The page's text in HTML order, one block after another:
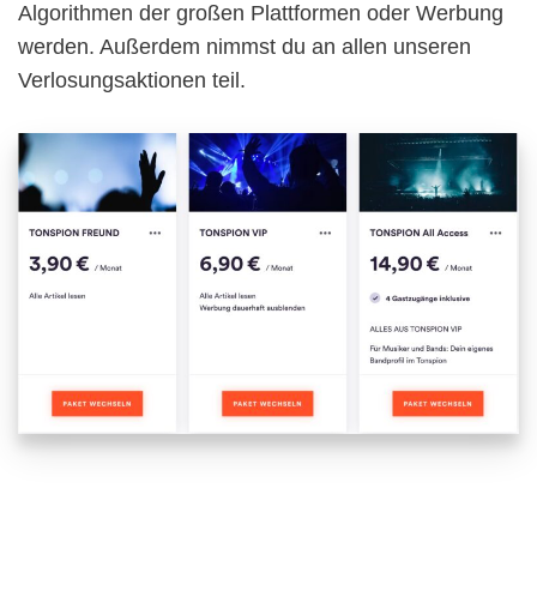
Algorithmen der großen Plattformen oder Werbung
werden. Außerdem nimmst du an allen unseren
Verlosungsaktionen teil.